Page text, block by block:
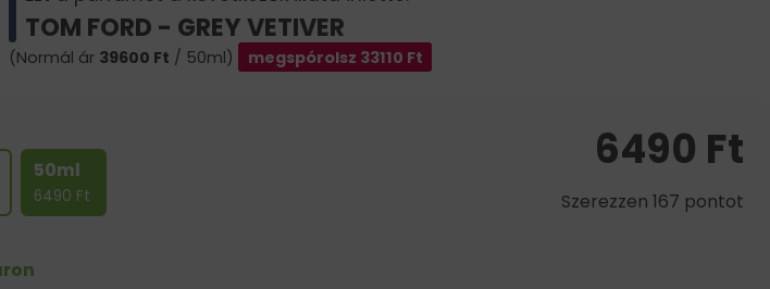
TOM FORD - GREY VETIVER
(Normál ár 39600 Ft / 50ml) megspórolsz 33110 Ft
50ml
6490 Ft
6490 Ft
Szerezzen 167 pontot